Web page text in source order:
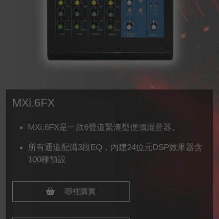
MXi.6FX
MXi.6FX是一款6聲道緊湊型便攜混音器。
所有通道配備3段EQ，內建24位元DSP效果器含
100種預設
哪裡購買